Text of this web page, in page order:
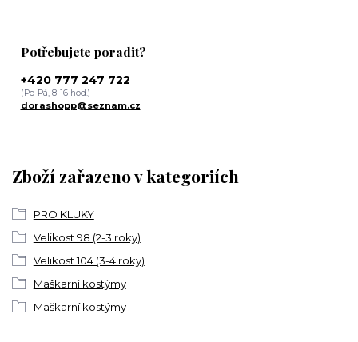
Zboží zařazeno v kategoriích
PRO KLUKY
Velikost 98 (2-3 roky)
Velikost 104 (3-4 roky)
Maškarní kostýmy
Maškarní kostýmy
Potřebujete poradit?
+420 777 247 722
(Po-Pá, 8-16 hod.)
dorashopp@seznam.cz